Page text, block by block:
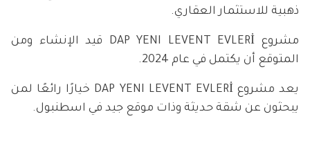
ذهبية للاستثمار العقاري.
مشروع DAP YENI LEVENT EVLERİ قيد الإنشاء ومن
المتوقع أن يكتمل في عام 2024.
يعد مشروع DAP YENI LEVENT EVLERİ خيارًا رائعًا لمن
يبحثون عن شقة حديثة وذات موقع جيد في اسطنبول.